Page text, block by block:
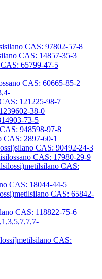
CAS: 97802-57-8
CAS: 14857-35-3
65799-47-5
CAS: 60665-85-2
121225-98-7
38-0
73-5
948598-97-8
CAS: 2897-60-1
CAS: 90492-24-3
CAS: 17980-29-9
CAS:
CAS: 18044-44-5
CAS: 65842-
CAS: 118822-75-6
CAS: